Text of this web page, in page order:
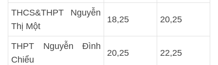
THCS&THPT Nguyễn
Thị Một
18,25 20,25
THPT Nguyễn Đình
Chiểu
20,25 22,25